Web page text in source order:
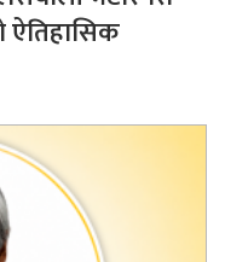
ऐतिहासिक